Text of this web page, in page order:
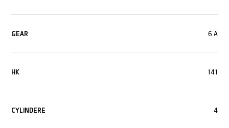
GEAR 6 A
HK 141
CYLINDERE 4